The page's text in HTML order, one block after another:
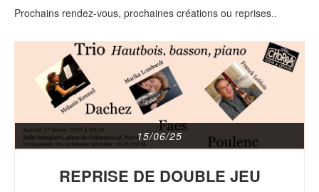
Prochains rendez-vous, prochaines créations ou reprises..
15/06/25
REPRISE DE DOUBLE JEU